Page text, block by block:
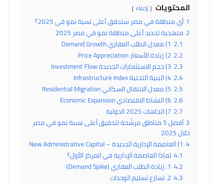
المحتويات إخفاء
1 أي منطقة في مصر ستحقق أعلى نسبة نمو في 2025؟
2 منهجية تحديد أعلى منطقة نمو في مصر 2025
2.1 1) معدل الطلب العقاري Demand Growth
2.2 2) زيادة الأسعار Price Appreciation
2.3 3) حجم الاستثمارات الجديدة Investment Flow
2.4 4) البنية التحتية Infrastructure Index
2.5 5) معدل الانتقال السكاني Residential Migration
2.6 6) النشاط الاقتصادي Economic Expansion
2.7 7) اتجاهات 2025 الدولية
3
أفضل 5 مناطق مرشّحة لتحقيق أعلى نسبة نمو في مصر
خلال 2025
4 1) العاصمة الإدارية الجديدة – New Administrative Capital
4.1 لماذا العاصمة الإدارية في المركز الأول؟
4.2 1. زيادة الطلب العقاري (Demand Spike)
4.3 2. تسارع تسليم الوحدات